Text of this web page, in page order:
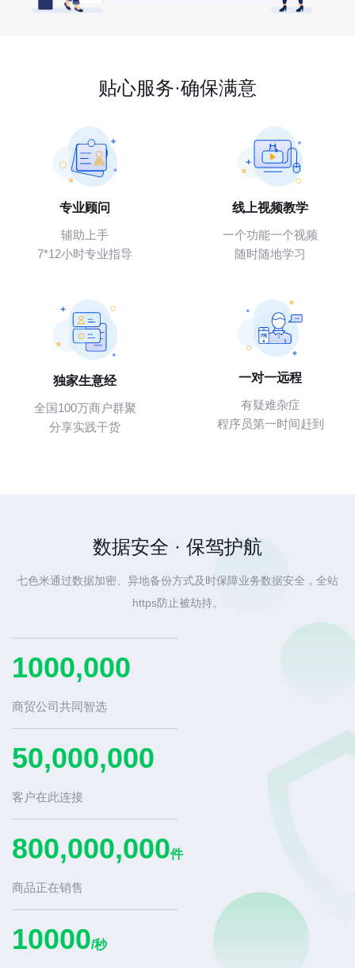
贴心服务·确保满意
专业顾问
辅助上手
7*12小时专业指导
线上视频教学
一个功能一个视频
随时随地学习
独家生意经
全国100万商户群聚
分享实践干货
一对一远程
有疑难杂症
程序员第一时间赶到
数据安全 · 保驾护航
七色米通过数据加密、异地备份方式及时保障业务数据安全，全站
https防止被劫持。
1000,000
商贸公司共同智选
50,000,000
客户在此连接
800,000,000件
商品正在销售
10000/秒